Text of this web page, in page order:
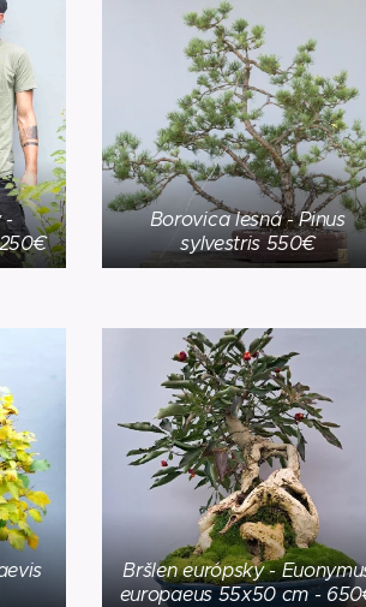
-
Borovica lesná - Pinus
sylvestris 550€
Bršlen európsky -
europaeus 55x50 cm -